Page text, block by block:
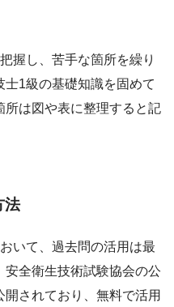
握し、苦手な箇所を繰り
1級の基礎知識を固めて
所は図や表に整理すると記
法
いて、過去問の活用は最
安全衛生技術試験協会の公
されており、無料で活用